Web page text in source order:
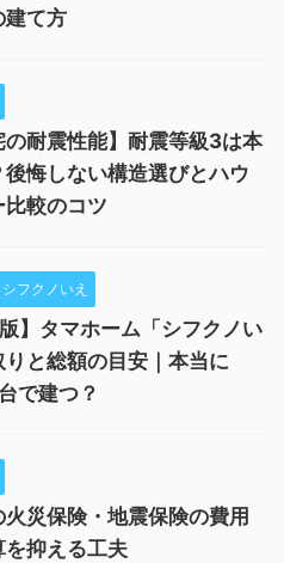
建て方
の耐震性能】耐震等級3は本
後悔しない構造選びとハウ
較のコツ
シフクノいえ
】タマホーム「シフクノい
りと総額の目安｜本当に
で建つ？
災保険・地震保険の費用
抑える工夫